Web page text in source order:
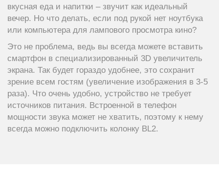
вкусная еда и напитки – звучит как идеальный
вечер. Но что делать, если под рукой нет ноутбука
или компьютера для лампового просмотра кино?
Это не проблема, ведь вы всегда можете вставить
смартфон в специализированный 3D увеличитель
экрана. Так будет гораздо удобнее, это сохранит
зрение всем гостям (увеличение изображения в 3-5
раза). Что очень удобно, устройство не требует
источников питания. Встроенной в телефон
мощности звука может не хватить, поэтому к нему
всегда можно подключить колонку BL2.